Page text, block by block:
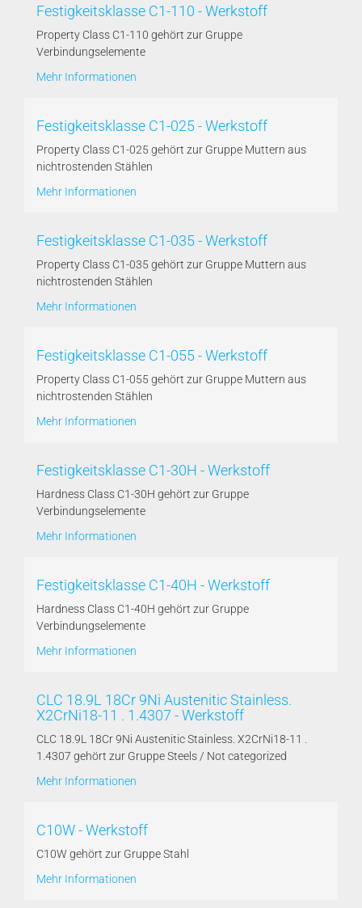
Festigkeitsklasse C1-110 - Werkstoff
Property Class C1-110 gehört zur Gruppe
Verbindungselemente
Mehr Informationen
Festigkeitsklasse C1-025 - Werkstoff
Property Class C1-025 gehört zur Gruppe Muttern aus
nichtrostenden Stählen
Mehr Informationen
Festigkeitsklasse C1-035 - Werkstoff
Property Class C1-035 gehört zur Gruppe Muttern aus
nichtrostenden Stählen
Mehr Informationen
Festigkeitsklasse C1-055 - Werkstoff
Property Class C1-055 gehört zur Gruppe Muttern aus
nichtrostenden Stählen
Mehr Informationen
Festigkeitsklasse C1-30H - Werkstoff
Hardness Class C1-30H gehört zur Gruppe
Verbindungselemente
Mehr Informationen
Festigkeitsklasse C1-40H - Werkstoff
Hardness Class C1-40H gehört zur Gruppe
Verbindungselemente
Mehr Informationen
CLC 18.9L 18Cr 9Ni Austenitic Stainless.
X2CrNi18-11 . 1.4307 - Werkstoff
CLC 18.9L 18Cr 9Ni Austenitic Stainless. X2CrNi18-11 .
1.4307 gehört zur Gruppe Steels / Not categorized
Mehr Informationen
C10W - Werkstoff
C10W gehört zur Gruppe Stahl
Mehr Informationen